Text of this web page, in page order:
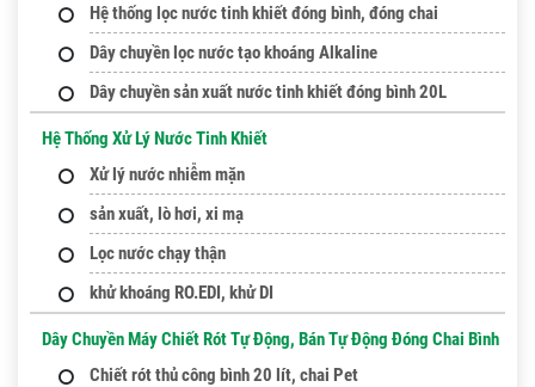
Hệ thống lọc nước tinh khiết đóng bình, đóng chai
Dây chuyền lọc nước tạo khoáng Alkaline
Dây chuyền sản xuất nước tinh khiết đóng bình 20L
Hệ Thống Xử Lý Nước Tinh Khiết
Xử lý nước nhiễm mặn
sản xuất, lò hơi, xi mạ
Lọc nước chạy thận
khử khoáng RO.EDI, khử DI
Dây Chuyền Máy Chiết Rót Tự Động, Bán Tự Động Đóng Chai Bình
Chiết rót thủ công bình 20 lít, chai Pet